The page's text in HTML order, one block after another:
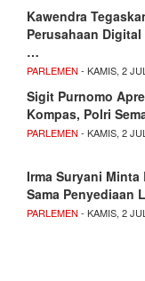
Kawendra
Perusahaan
…
PARLEMEN - KAMIS, 2
Sigit Purnomo
Kompas, Polri
PARLEMEN - KAMIS, 2
Irma Suryani Minta
Sama Penyediaan
PARLEMEN - KAMIS, 2